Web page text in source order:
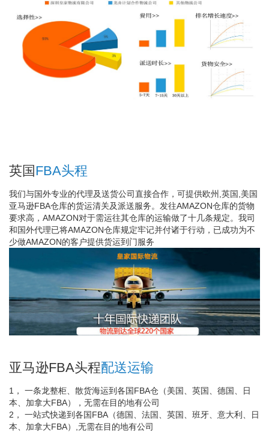
英国FBA头程
我们与国外专业的代理及送货公司直接合作，可提供欧州,英国,美国
亚马逊FBA仓库的货运清关及派送服务。发往AMAZON仓库的货物
要求高，AMAZON对于需运往其仓库的运输做了十几条规定。我司
和国外代理已将AMAZON仓库规定牢记并付诸于行动，已成功为不
少做AMAZON的客户提供货运到门服务
亚马逊FBA头程配送运输
1， 一条龙整柜、散货海运到各国FBA仓（美国、英国、德国、日
本、加拿大FBA），无需在目的地有公司
2， 一站式快递到各国FBA（德国、法国、英国、班牙、意大利、日
本、加拿大FBA）,无需在目的地有公司